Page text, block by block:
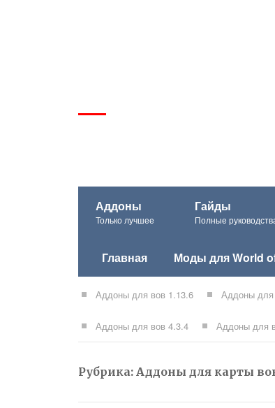
Аддоны
Только лучшее
Гайды
Полные
Главная Моды для World
Аддоны для вов 1.13.6 Аддоны для
Аддоны для вов 4.3.4 Аддоны для
Рубрика: Аддоны для карты